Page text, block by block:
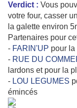
Verdict : Vous
votre four, casser
la galette environ
Partenaires pour
- FARIN'UP pour la
- RUE DU
lardons et pour la
- LOU LEGUMES
émincés